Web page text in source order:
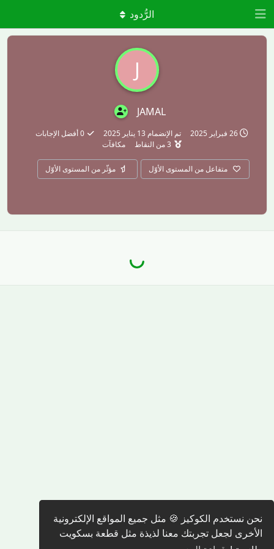
نحن نستخدم الكوكيز 🍪 مثل جميع المواقع الإلكترونية
الأخرى لجعل تجربتك معنا لذيذة مثل قطعة بسكويت
J
JAMAL
26 فبراير 2025 تم الإنضمام 13 يناير 2025 0أفضل الإجابات
3من النقاط مكافآت
متفاعل من المستوى الأوّل مؤثّر من المستوى الأوّل
الرُّدود